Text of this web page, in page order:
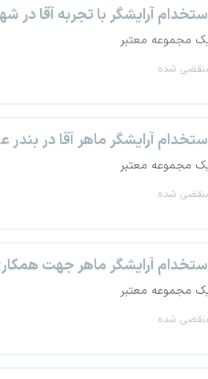
آرایشگر با تجربه آقا در
مجموعه معتبر
شده
آرایشگر ماهر آقا در بندر
مجموعه معتبر
شده
آرایشگر ماهر جهت
مجموعه معتبر
شده